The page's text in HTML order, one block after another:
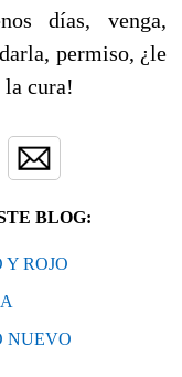
días, venga,
permiso, ¿le
la cura!
BLOG:
ROJO
NUEVO